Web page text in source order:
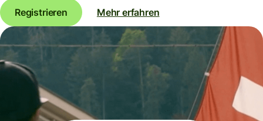
Registrieren Mehr erfahren